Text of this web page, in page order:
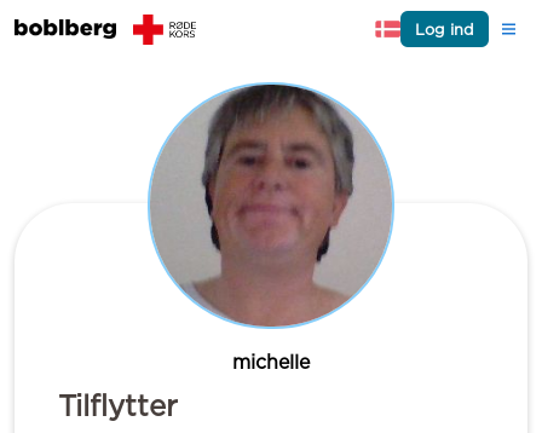
Log ind
michelle
Tilflytter